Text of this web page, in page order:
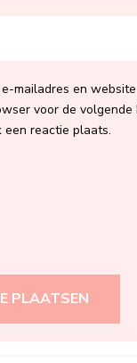
e-mailadres en
voor de volgende
een reactie plaats.